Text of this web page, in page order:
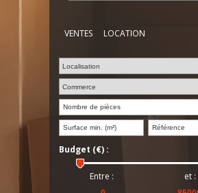
VENTES LOCATION
Budget (€) :
Entre : et :